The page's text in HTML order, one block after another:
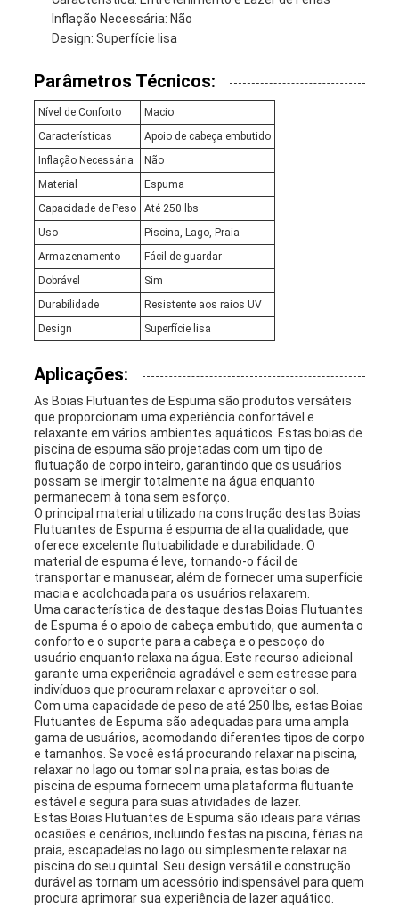
Inflação Necessária: Não
Design: Superfície lisa
Parâmetros Técnicos:
Nível de Conforto
Macio
Características
Apoio de cabeça embutido
Inflação Necessária
Não
Material
Espuma
Capacidade de Peso
Até 250 lbs
Uso
Piscina, Lago, Praia
Armazenamento
Fácil de guardar
Dobrável
Sim
Durabilidade
Resistente aos raios UV
Design
Superfície lisa
Aplicações:
As Boias Flutuantes de Espuma são produtos versáteis
que proporcionam uma experiência confortável e
relaxante em vários ambientes aquáticos. Estas boias de
piscina de espuma são projetadas com um tipo de
flutuação de corpo inteiro, garantindo que os usuários
possam se imergir totalmente na água enquanto
permanecem à tona sem esforço.
O principal material utilizado na construção destas Boias
Flutuantes de Espuma é espuma de alta qualidade, que
oferece excelente flutuabilidade e durabilidade. O
material de espuma é leve, tornando-o fácil de
transportar e manusear, além de fornecer uma superfície
macia e acolchoada para os usuários relaxarem.
Uma característica de destaque destas Boias Flutuantes
de Espuma é o apoio de cabeça embutido, que aumenta o
conforto e o suporte para a cabeça e o pescoço do
usuário enquanto relaxa na água. Este recurso adicional
garante uma experiência agradável e sem estresse para
indivíduos que procuram relaxar e aproveitar o sol.
Com uma capacidade de peso de até 250 lbs, estas Boias
Flutuantes de Espuma são adequadas para uma ampla
gama de usuários, acomodando diferentes tipos de corpo
e tamanhos. Se você está procurando relaxar na piscina,
relaxar no lago ou tomar sol na praia, estas boias de
piscina de espuma fornecem uma plataforma flutuante
estável e segura para suas atividades de lazer.
Estas Boias Flutuantes de Espuma são ideais para várias
ocasiões e cenários, incluindo festas na piscina, férias na
praia, escapadelas no lago ou simplesmente relaxar na
piscina do seu quintal. Seu design versátil e construção
durável as tornam um acessório indispensável para quem
procura aprimorar sua experiência de lazer aquático.